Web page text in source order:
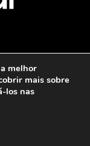
Todos direitos
melhor
mais sobre
los nas